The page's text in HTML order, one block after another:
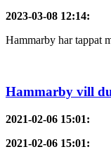
2023-03-08 12:14:
Hammarby har tappat
Hammarby vill
2021-02-06 15:01:
2021-02-06 15:01: